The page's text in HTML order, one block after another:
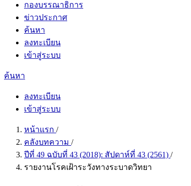
กองบรรณาธิการ
ข่าวประกาศ
ค้นหา
ลงทะเบียน
เข้าสู่ระบบ
ค้นหา
ลงทะเบียน
เข้าสู่ระบบ
หน้าแรก /
คลังบทความ /
ปีที่ 49 ฉบับที่ 43 (2018): สัปดาห์ที่ 43 (2561) /
รายงานโรคเฝ้าระวังทางระบาดวิทยา